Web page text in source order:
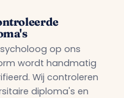
op ons
wordt handmatig
Wij controleren
diploma's en